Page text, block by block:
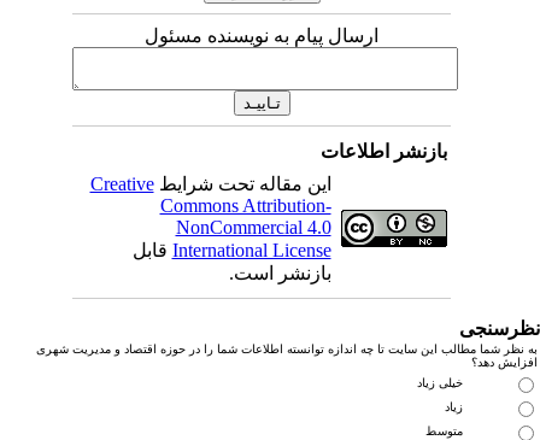
ارسال پیام به نویسنده مسئول
بازنشر اطلاعات
این مقاله تحت شرایطCreative
Commons Attribution-
NonCommercial 4.0
International Licenseقابل
بازنشر است.
نظر شما مطالب این سایت تا چه اندازه توانسته اطلاعات شما را در حوزه اقتصاد و مدیریت شهری
دهد؟
خیلی زیاد
زیاد
متوسط